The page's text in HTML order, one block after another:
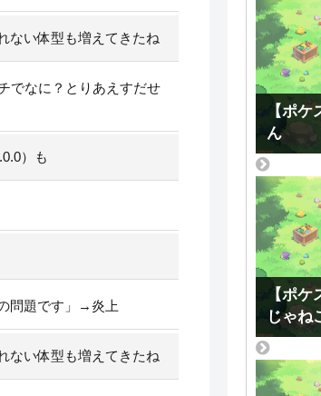
ない体型も増えてきたね
でなに？とりあえすだせ
）も
問題です」→炎上
ない体型も増えてきたね
【ポ
ん
【ポ
じゃね